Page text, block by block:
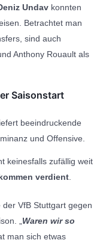
Undav konnten
Betrachtet man
sind auch
Anthony Rouault als
Saisonstart
keinesfalls zufällig weit
verdient
der VfB Stuttgart gegen
„ Waren wir so
man sich etwas